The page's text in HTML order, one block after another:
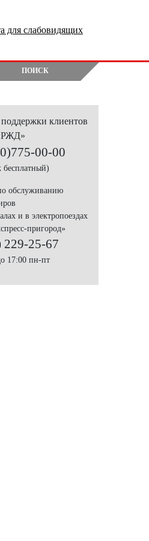
для слабовидящих
ПОИСК
клиентов
00-00
бесплатный)
обслуживанию
и в электропоездах
пригород»
229-25-67
17:00 пн-пт